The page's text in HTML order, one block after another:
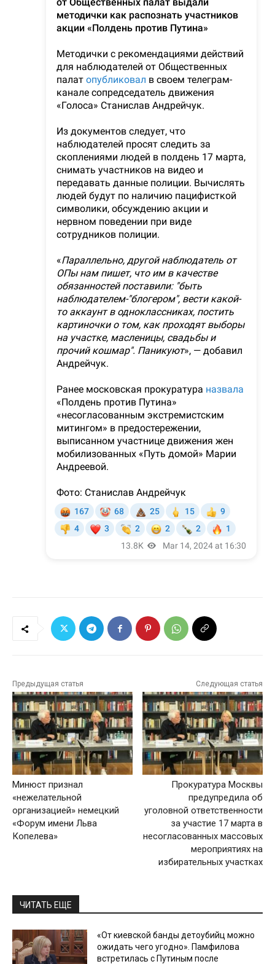
Предыдущая статья
Минюст признал
«нежелательной
организацией» немецкий
«Форум имени Льва
Копелева»
Следующая статья
Прокуратура Москвы
предупредила об
уголовной ответственности
за участие 17 марта в
несогласованных массовых
мероприятиях на
избирательных участках
ЧИТАТЬ ЕЩЕ
«От киевской банды детоубийц можно
ожидать чего угодно». Памфилова
встретилась с Путиным после